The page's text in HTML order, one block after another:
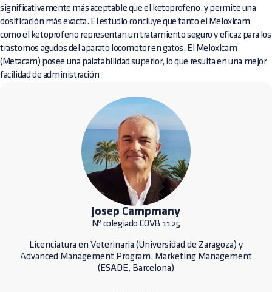
significativamente más aceptable que el ketoprofeno, y permite una
dosificación más exacta. El estudio concluye que tanto el Meloxicam
como el ketoprofeno representan un tratamiento seguro y eficaz para los
trastornos agudos del aparato locomotor en gatos. El Meloxicam
(Metacam) posee una palatabilidad superior, lo que resulta en una mejor
facilidad de administración
Josep Campmany
Nº colegiado COVB 1125
Licenciatura en Veterinaria (Universidad de Zaragoza) y
Advanced Management Program. Marketing Management
(ESADE, Barcelona)